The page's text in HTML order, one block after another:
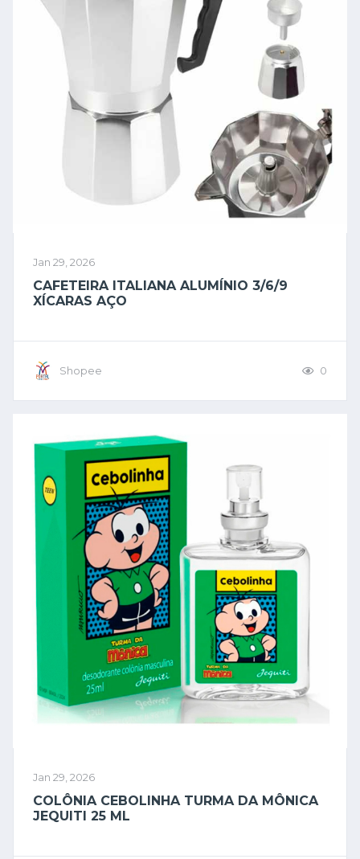
Jan 29, 2026
CAFETEIRA ITALIANA ALUMÍNIO 3/6/9
XÍCARAS AÇO
Shopee 0
Jan 29, 2026
COLÔNIA CEBOLINHA TURMA DA MÔNICA
JEQUITI 25 ML